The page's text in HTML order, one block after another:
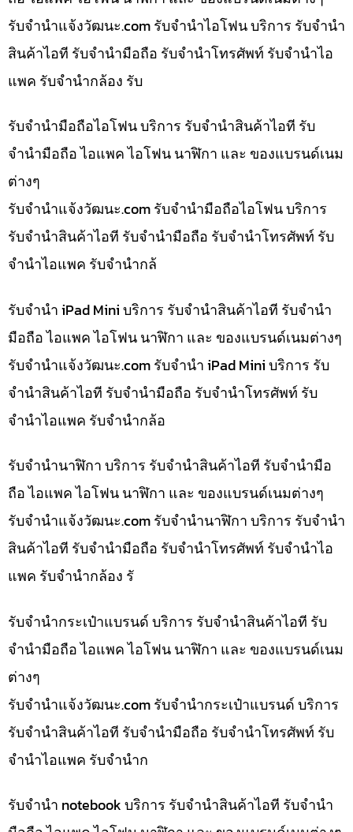
รับจํานําแจ้งวัฒนะ.com รับจำนำไอโฟน บริการ รับจำนำ
สินค้าไอที รับจำนำมือถือ รับจำนำโทรศัพท์ รับจำนำไอ
แพค รับจำนำกล้อง รับ
รับจำนำมือถือไอโฟน บริการ รับจำนำสินค้าไอที รับ
จำนำมือถือ ไอแพค ไอโฟน นาฬิกา และ ของแบรนด์เนม
ต่างๆ
รับจํานําแจ้งวัฒนะ.com รับจำนำมือถือไอโฟน บริการ
รับจำนำสินค้าไอที รับจำนำมือถือ รับจำนำโทรศัพท์ รับ
จำนำไอแพค รับจำนำกล้
รับจำนำ iPad Mini บริการ รับจำนำสินค้าไอที รับจำนำ
มือถือ ไอแพค ไอโฟน นาฬิกา และ ของแบรนด์เนมต่างๆ
รับจํานําแจ้งวัฒนะ.com รับจำนำ iPad Mini บริการ รับ
จำนำสินค้าไอที รับจำนำมือถือ รับจำนำโทรศัพท์ รับ
จำนำไอแพค รับจำนำกล้อ
รับจำนำนาฬิกา บริการ รับจำนำสินค้าไอที รับจำนำมือ
ถือ ไอแพค ไอโฟน นาฬิกา และ ของแบรนด์เนมต่างๆ
รับจํานําแจ้งวัฒนะ.com รับจำนำนาฬิกา บริการ รับจำนำ
สินค้าไอที รับจำนำมือถือ รับจำนำโทรศัพท์ รับจำนำไอ
แพค รับจำนำกล้อง รั
รับจำนำกระเป๋าแบรนด์ บริการ รับจำนำสินค้าไอที รับ
จำนำมือถือ ไอแพค ไอโฟน นาฬิกา และ ของแบรนด์เนม
ต่างๆ
รับจํานําแจ้งวัฒนะ.com รับจำนำกระเป๋าแบรนด์ บริการ
รับจำนำสินค้าไอที รับจำนำมือถือ รับจำนำโทรศัพท์ รับ
จำนำไอแพค รับจำนำก
รับจำนำ notebook บริการ รับจำนำสินค้าไอที รับจำนำ